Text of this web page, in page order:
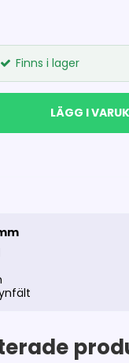
Finns i lager
LÄGG I